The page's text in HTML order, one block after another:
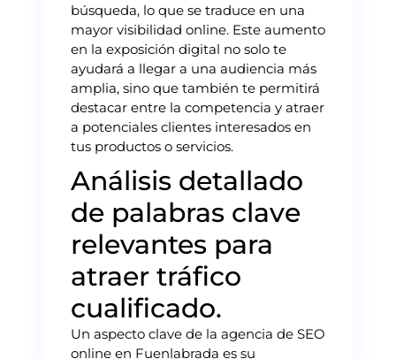
búsqueda, lo que se traduce en una
mayor visibilidad online. Este aumento
en la exposición digital no solo te
ayudará a llegar a una audiencia más
amplia, sino que también te permitirá
destacar entre la competencia y atraer
a potenciales clientes interesados en
tus productos o servicios.
Análisis detallado
de palabras clave
relevantes para
atraer tráfico
cualificado.
Un aspecto clave de la agencia de SEO
online en Fuenlabrada es su